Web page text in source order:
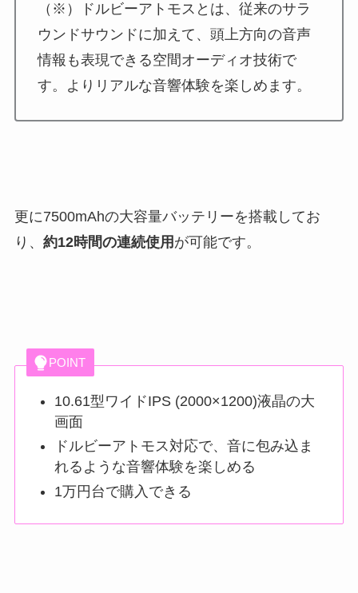
（※）ドルビーアトモスとは、従来のサラ
ウンドサウンドに加えて、頭上方向の音声
情報も表現できる空間オーディオ技術で
す。よりリアルな音響体験を楽しめます。
更に7500mAhの大容量バッテリーを搭載してお
り、 約12時間の連続使用 が可能です。
POINT
10.61型ワイドIPS (2000×1200)液晶の大
画面
ドルビーアトモス対応で、音に包み込ま
れるような音響体験を楽しめる
1万円台で購入できる